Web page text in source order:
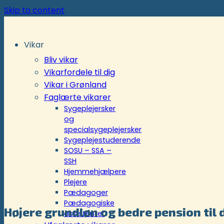
Skip to content
Vikar
Bliv vikar
Vikarfordele til dig
Vikar i Grønland
Faglærte vikarer
Sygeplejersker
og
specialsygeplejersker
Sygeplejestuderende
SOSU – SSA –
SSH
Hjemmehjælpere
Plejere
Pædagoger
Pædagogiske
assistenter
Højere grundløn og bedre pension til